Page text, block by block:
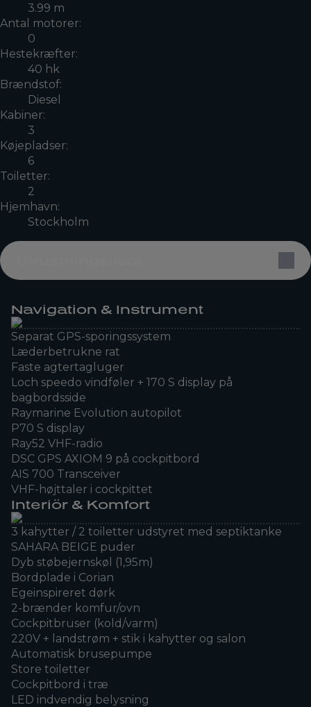
3.99 m
Antal motorer:
0
Hestekræfter:
40 hk
Brændstof:
Diesel
Kabiner:
3
Køjepladser:
6
Toiletter:
2
Hjemhavn:
Stockholm
Navigation & Instrument
Separat GPS-sporingssystem
Læderbetrukne rat
Faste agtertagluger
Loch speedo vindføler + 170 S display på
bagbordsside
Raymarine Evolution autopilot
P70 S display
Ray52 VHF-radio
DSC GPS AXIOM 9 på cockpitbord
AIS 700 Transceiver
VHF-højttaler i cockpittet
Interiör & Komfort
3 kahytter / 2 toiletter udstyret med septiktanke
SAHARA BEIGE puder
Dyb støbejernskøl (1,95m)
Bordplade i Corian
Egeinspireret dørk
2-brænder komfur/ovn
Cockpitbruser (kold/varm)
220V + landstrøm + stik i kahytter og salon
Automatisk brusepumpe
Store toiletter
Cockpitbord i træ
LED indvendig belysning